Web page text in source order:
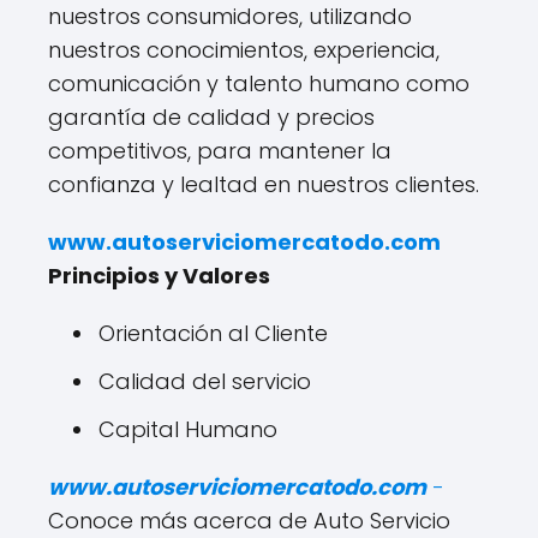
nuestros consumidores, utilizando
nuestros conocimientos, experiencia,
comunicación y talento humano como
garantía de calidad y precios
competitivos, para mantener la
confianza y lealtad en nuestros clientes.
www.autoserviciomercatodo.com
Principios y Valores
Orientación al Cliente
Calidad del servicio
Capital Humano
www.autoserviciomercatodo.com-
Conoce más acerca de Auto Servicio